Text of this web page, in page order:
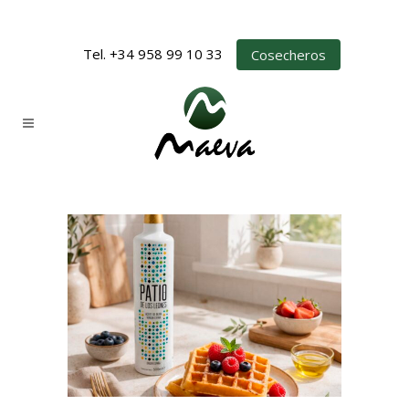
Tel. +34 958 99 10 33 Cosecheros